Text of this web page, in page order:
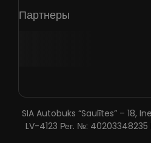
Партнеры
SIA Autobuks “Saulītes” – 18,
LV-4123 Рег. №: